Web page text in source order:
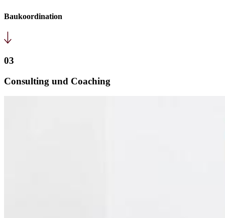
Baukoordination
03
Consulting und Coaching